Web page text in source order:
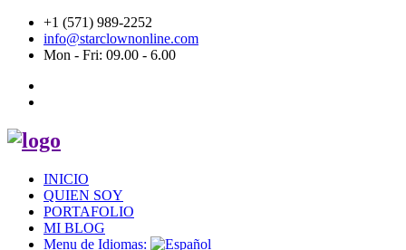
+1 (571) 989-2252
info@starclownonline.com
Mon - Fri: 09.00 - 6.00
INICIO
QUIEN SOY
PORTAFOLIO
MI BLOG
Menu de Idiomas: